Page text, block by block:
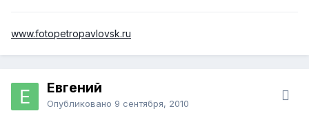
www.fotopetropavlovsk.ru
Евгений
Опубликовано 9 сентября, 2010